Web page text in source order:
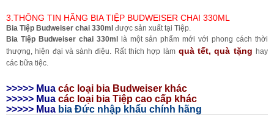
3.THÔNG TIN HÃNG BIA TIỆP BUDWEISER CHAI 330ML
Bia Tiệp Budweiser chai 330ml được sản xuất tại Tiệp.
Bia Tiệp Budweiser chai 330ml
là một sản phẩm mới với phong cách thời
thượng, hiện đại và sành điệu. Rất thích hợp làmquà tết, quà tặnghay
các bữa tiệc.
>>>>> Mua các loại bia Budweiser khác
>>>>> Mua các loại bia Tiệp cao cấp khác
>>>>> Mua bia Đức nhập khẩu chính hãng